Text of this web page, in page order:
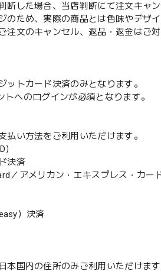
断した場合、当店判断にて注文キャ
のため、実際の商品とは色味やデザ
注文のキャンセル、返品・返金はご対
ットカード決済のみとなります。
トへのログインが必須となります。
払い方法をご利用いただけます。
決済
アメリカン・エキスプレス・カー
）決済
本国内の住所のみご利用いただけます